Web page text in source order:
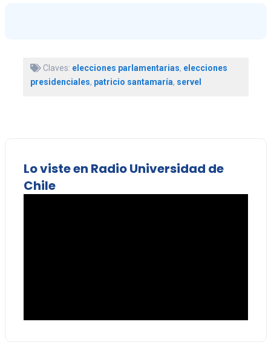
Claves: elecciones parlamentarias, elecciones
presidenciales, patricio santamaría, servel
Lo viste en Radio Universidad de
Chile